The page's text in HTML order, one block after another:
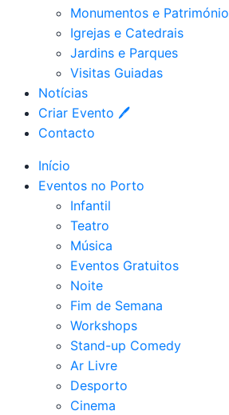
Monumentos e Património
Igrejas e Catedrais
Jardins e Parques
Visitas Guiadas
Notícias
Criar Evento 🖊
Contacto
Início
Eventos no Porto
Infantil
Teatro
Música
Eventos Gratuitos
Noite
Fim de Semana
Workshops
Stand-up Comedy
Ar Livre
Desporto
Cinema